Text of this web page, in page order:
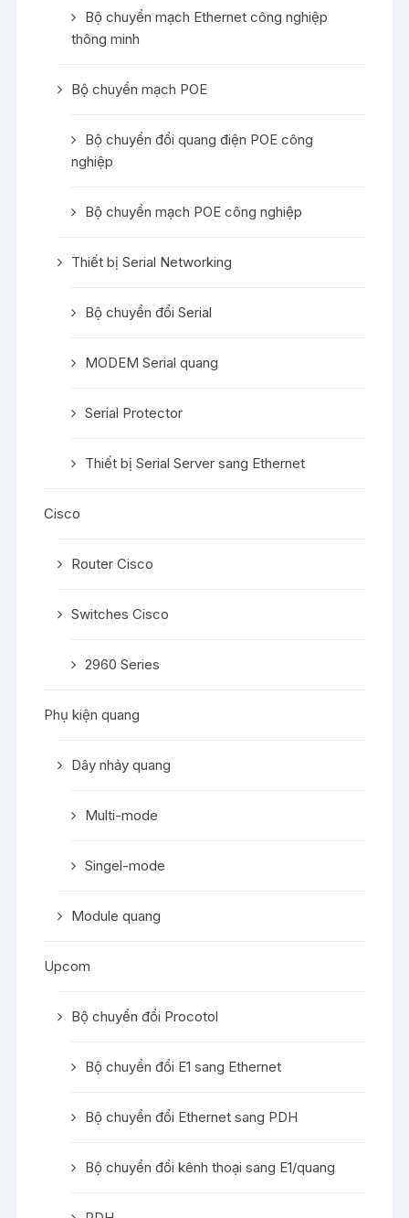
Bộ chuyển mạch Ethernet công nghiệp
thông minh
Bộ chuyển mạch POE
Bộ chuyển đổi quang điện POE công
nghiệp
Bộ chuyển mạch POE công nghiệp
Thiết bị Serial Networking
Bộ chuyển đổi Serial
MODEM Serial quang
Serial Protector
Thiết bị Serial Server sang Ethernet
Cisco
Router Cisco
Switches Cisco
2960 Series
Phụ kiện quang
Dây nhảy quang
Multi-mode
Singel-mode
Module quang
Upcom
Bộ chuyển đổi Procotol
Bộ chuyển đổi E1 sang Ethernet
Bộ chuyển đổi Ethernet sang PDH
Bộ chuyển đổi kênh thoại sang E1/quang